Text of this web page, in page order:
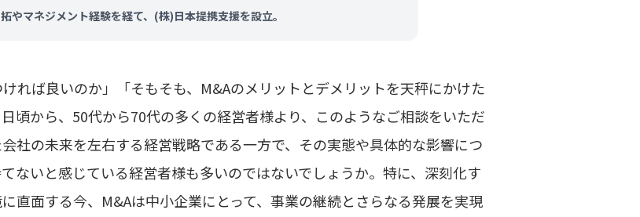
やマネジメント経験を経て、(株)日本提携支援を設立。
れば良いのか」「そもそも、M&Aのメリットとデメリットを天秤にかけた
頃から、50代から70代の多くの経営者様より、このようなご相談をいただ
社の未来を左右する経営戦略である一方で、その実態や具体的な影響につ
ないと感じている経営者様も多いのではないでしょうか。特に、深刻化す
直面する今、M&Aは中小企業にとって、事業の継続とさらなる発展を実現